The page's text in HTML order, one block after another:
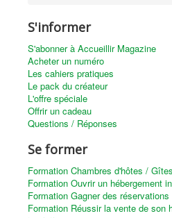
S'informer
S'abonner à Accueillir Magazine
Acheter un numéro
Les cahiers pratiques
Le pack du créateur
L'offre spéciale
Offrir un cadeau
Questions / Réponses
Se former
Formation Chambres d'hôtes / Gîtes
Formation Ouvrir un hébergement
Formation Gagner des
Formation Réussir la vente de son